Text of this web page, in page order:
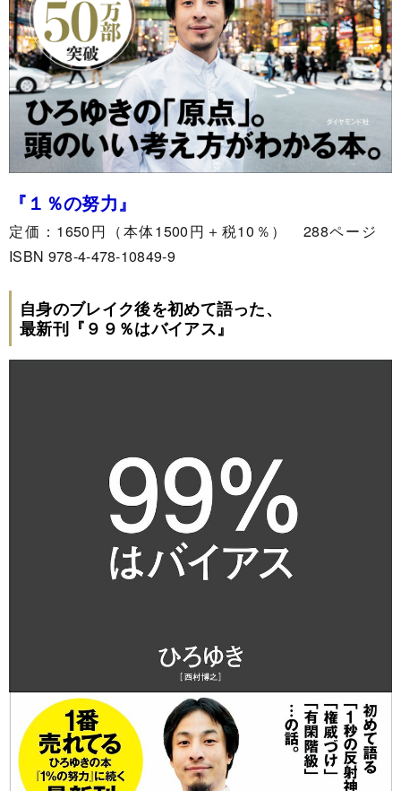
『１％の努力』
定価：1650円（本体1500円＋税10％） 288ページ
ISBN 978-4-478-10849-9
自身のブレイク後を初めて語った、
最新刊『９９％はバイアス』